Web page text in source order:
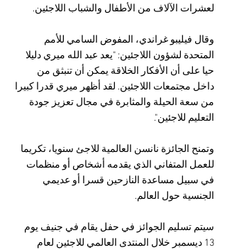
لعشرات الآلاف من الأطفال والشباب اللاجئين.
وقال فيليبو غراندي، المفوض السامي للأمم
المتحدة لشؤون اللاجئين: "يعد عبد الله ميري دليلا
حيا على أن الأفكار الخلاقة يمكن أن تنبثق من
داخل مجتمعات اللاجئين. لقد أظهر ميري قدرا كبيرا
من سعة الحيلة والمثابرة في مجال تعزيز جودة
التعليم للاجئين".
وتمنح الجائزة نانسن العالمية للاجئ سنويا، تكريما
للعمل المتفاني الذي يقدمه أشخاص أو منظمات
في سبيل مساعدة النازحين قسرا أو عديمي
الجنسية حول العالم.
سيتم تسليم الجوائز في حفل يقام في جنيف يوم
13 ديسمبر خلال المنتدى العالمي للاجئين لعام